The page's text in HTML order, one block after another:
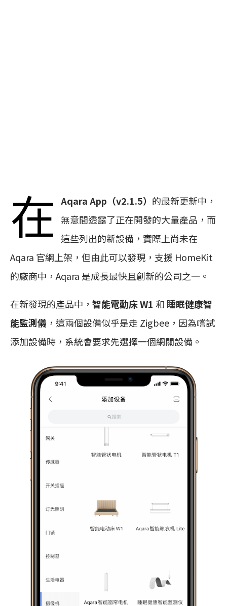
在 Aqara App（v2.1.5） 的最新更新中，
無意間透露了正在開發的大量產品，而
這些列出的新設備，實際上尚未在
Aqara 官網上架，但由此可以發現，支援 HomeKit
的廠商中，Aqara 是成長最快且創新的公司之一。
在新發現的產品中， 智能電動床 W1 和 睡眠健康智
能監測儀 ，這兩個設備似乎是走 Zigbee，因為嚐試
添加設備時，系統會要求先選擇一個網關設備。